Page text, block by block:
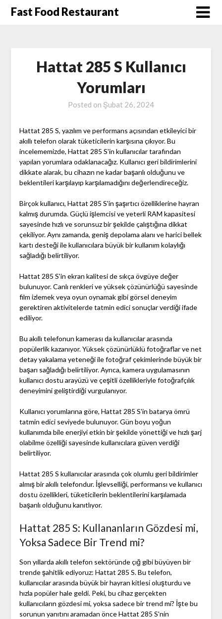
SkipFast Food Restaurant
Hattat 285 S Kullanıcı
Yorumları
Posted on Şubat 26, 2024
Hattat 285 S, yazılım ve performans açısından etkileyici bir
akıllı telefon olarak tüketicilerin karşısına çıkıyor. Bu
incelememizde, Hattat 285 S'in kullanıcılar tarafından
yapılan yorumlara odaklanacağız. Kullanıcı geri bildirimlerini
dikkate alarak, bu cihazın ne kadar başarılı olduğunu ve
beklentileri karşılayıp karşılamadığını değerlendireceğiz.
Birçok kullanıcı, Hattat 285 S'in şaşırtıcı özelliklerine hayran
kalmış durumda. Güçlü işlemcisi ve yeterli RAM kapasitesi
sayesinde hızlı ve sorunsuz bir şekilde çalıştığına dikkat
çekiliyor. Aynı zamanda, geniş depolama alanı ve harici bellek
kartı desteği ile kullanıcılara büyük bir kullanım kolaylığı
sağladığı belirtiliyor.
Hattat 285 S'in ekran kalitesi de sıkça övgüye değer
bulunuyor. Canlı renkleri ve yüksek çözünürlüğü sayesinde
film izlemek veya oyun oynamak gibi görsel deneyim
gerektiren aktivitelerde tatmin edici sonuçlar verdiği ifade
ediliyor.
Bu akıllı telefonun kamerası da kullanıcılar arasında
popülerlik kazanıyor. Yüksek çözünürlüklü fotoğraflar ve net
detay yakalama yeteneği ile fotoğraf çekimlerinde büyük bir
başarı sağladığı belirtiliyor. Ayrıca, kamera uygulamasının
kullanıcı dostu arayüzü ve çeşitli özellikleriyle fotoğrafçılık
deneyimini geliştirdiği vurgulanıyor.
Kullanıcı yorumlarına göre, Hattat 285 S'in batarya ömrü
tatmin edici seviyede bulunuyor. Gün boyu yoğun
kullanımda bile enerjiyi etkin bir şekilde yönettiği ve hızlı şarj
olabilme özelliği sayesinde kullanıcılara güven verdiği
belirtiliyor.
Hattat 285 S kullanıcılar arasında çok olumlu geri bildirimler
almış bir akıllı telefondur. İşlevselliği, performansı ve kullanıcı
dostu özellikleri, tüketicilerin beklentilerini karşılamada
başarılı olduğunu kanıtlıyor.
Hattat 285 S: Kullananların Gözdesi mi,
Yoksa Sadece Bir Trend mi?
Son yıllarda akıllı telefon sektöründe çığ gibi büyüyen bir
trende şahitlik ediyoruz: Hattat 285 S. Bu telefon,
kullanıcılar arasında büyük bir hayran kitlesi oluşturdu ve
hızla popüler hale geldi. Peki, bu cihaz gerçekten
kullanıcıların gözdesi mi, yoksa sadece bir trend mi? İşte bu
sorunun yanıtını aramadan önce Hattat 285 S'nin